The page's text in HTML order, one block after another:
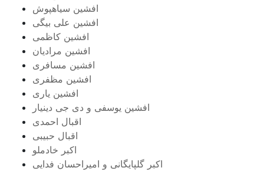
افشین سیاهپوش
افشین علی بیگی
افشین کاظمی
افشین مرادیان
افشین مسافری
افشین مظفری
افشین یاری
افشین یوسفی و دی جی دینیار
اقبال احمدی
اقبال حبیبی
اکبر خادملو
اکبر گلپایگانی و امیراحسان فدایی